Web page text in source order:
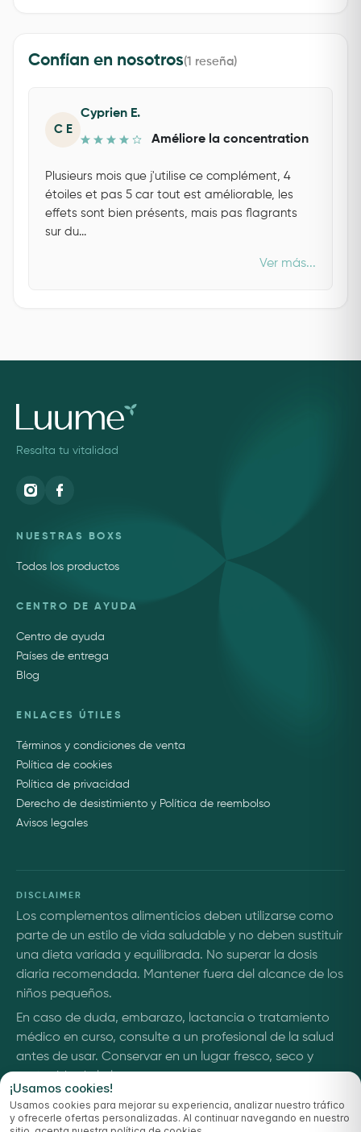
Confían en nosotros(1 reseña)
C E
Cyprien E.
Améliore la concentration
Plusieurs mois que j'utilise ce complément, 4
étoiles et pas 5 car tout est améliorable, les
effets sont bien présents, mais pas flagrants
sur du...
Ver más...
Resalta tu vitalidad
NUESTRAS BOXS
Todos los productos
CENTRO DE AYUDA
Centro de ayuda
Países de entrega
Blog
ENLACES ÚTILES
Términos y condiciones de venta
Política de cookies
Política de privacidad
Derecho de desistimiento y Política de reembolso
Avisos legales
DISCLAIMER
Los complementos alimenticios deben utilizarse como
parte de un estilo de vida saludable y no deben sustituir
una dieta variada y equilibrada. No superar la dosis
diaria recomendada. Mantener fuera del alcance de los
niños pequeños.
En caso de duda, embarazo, lactancia o tratamiento
médico en curso, consulte a un profesional de la salud
antes de usar. Conservar en un lugar fresco, seco y
© 2026 Luume — app-shop.footer.all_rights_reserved
¡Usamos cookies!
Usamos cookies para mejorar su experiencia, analizar nuestro tráfico
y ofrecerle ofertas personalizadas. Al continuar navegando en nuestro